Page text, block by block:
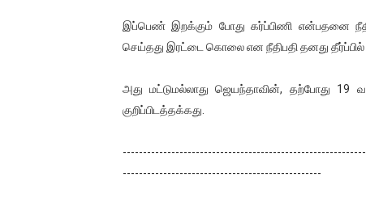
இப்பெண் இறக்கும் போது கர்ப்பிணி என்பதனை
செய்தது இரட்டை கொலை என நீதிபதி தனது தீர்ப்பில்
அது மட்டுமல்லாது ஜெயந்தாவின், தற்போது 19
குறிப்பிடத்தக்கது.
-------------------------------------------------